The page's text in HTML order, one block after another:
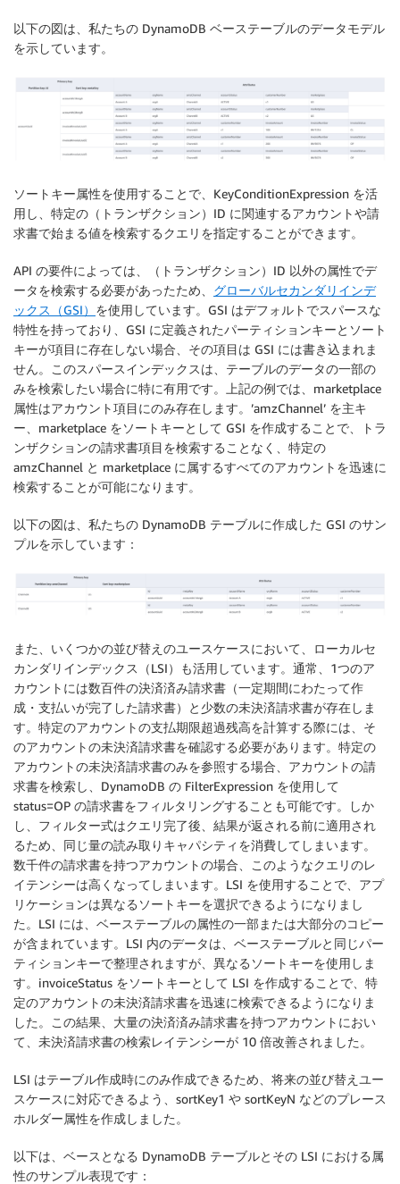
以下の図は、私たちの DynamoDB ベーステーブルのデータモデル
を示しています。
ソートキー属性を使用することで、KeyConditionExpression を活
用し、特定の（トランザクション）ID に関連するアカウントや請
求書で始まる値を検索するクエリを指定することができます。
API の要件によっては、（トランザクション）ID 以外の属性でデ
ータを検索する必要があったため、 グローバルセカンダリインデ
ックス（GSI） を使用しています。GSI はデフォルトでスパースな
特性を持っており、GSI に定義されたパーティションキーとソート
キーが項目に存在しない場合、その項目は GSI には書き込まれま
せん。このスパースインデックスは、テーブルのデータの一部の
みを検索したい場合に特に有用です。上記の例では、marketplace
属性はアカウント項目にのみ存在します。’amzChannel’ を主キ
ー、marketplace をソートキーとして GSI を作成することで、トラ
ンザクションの請求書項目を検索することなく、特定の
amzChannel と marketplace に属するすべてのアカウントを迅速に
検索することが可能になります。
以下の図は、私たちの DynamoDB テーブルに作成した GSI のサン
プルを示しています：
また、いくつかの並び替えのユースケースにおいて、ローカルセ
カンダリインデックス（LSI）も活用しています。通常、1つのア
カウントには数百件の決済済み請求書（一定期間にわたって作
成・支払いが完了した請求書）と少数の未決済請求書が存在しま
す。特定のアカウントの支払期限超過残高を計算する際には、そ
のアカウントの未決済請求書を確認する必要があります。特定の
アカウントの未決済請求書のみを参照する場合、アカウントの請
求書を検索し、DynamoDB の FilterExpression を使用して
status=OP の請求書をフィルタリングすることも可能です。しか
し、フィルター式はクエリ完了後、結果が返される前に適用され
るため、同じ量の読み取りキャパシティを消費してしまいます。
数千件の請求書を持つアカウントの場合、このようなクエリのレ
イテンシーは高くなってしまいます。LSI を使用することで、アプ
リケーションは異なるソートキーを選択できるようになりまし
た。LSI には、ベーステーブルの属性の一部または大部分のコピー
が含まれています。LSI 内のデータは、ベーステーブルと同じパー
ティションキーで整理されますが、異なるソートキーを使用しま
す。invoiceStatus をソートキーとして LSI を作成することで、特
定のアカウントの未決済請求書を迅速に検索できるようになりま
した。この結果、大量の決済済み請求書を持つアカウントにおい
て、未決済請求書の検索レイテンシーが 10 倍改善されました。
LSI はテーブル作成時にのみ作成できるため、将来の並び替えユー
スケースに対応できるよう、sortKey1 や sortKeyN などのプレース
ホルダー属性を作成しました。
以下は、ベースとなる DynamoDB テーブルとその LSI における属
性のサンプル表現です：